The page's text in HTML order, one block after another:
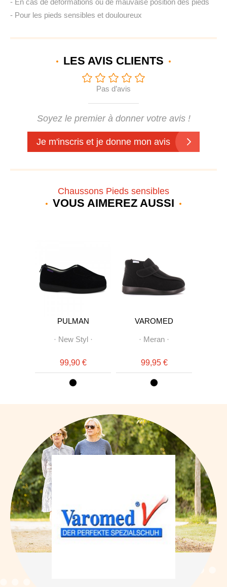
- Pour les pieds sensibles et douloureux
LES AVIS CLIENTS
Pas d’avis
Soyez le premier à donner votre avis !
Je m'inscris et je donne mon avis
Chaussons Pieds sensibles
VOUS AIMEREZ AUSSI
PULMAN
· New Styl·
99,90 €
VAROMED
· Meran ·
99,95 €